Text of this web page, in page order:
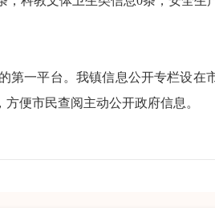
一平台。我镇信息公开专栏设在
便市民查阅主动公开政府信息。